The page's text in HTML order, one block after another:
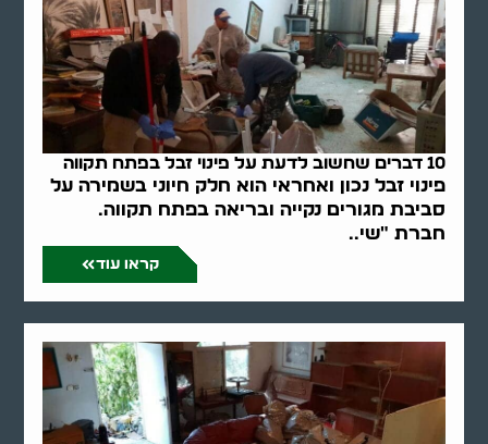
10 דברים שחשוב לדעת על פינוי זבל בפתח תקווה
פינוי זבל נכון ואחראי הוא חלק חיוני בשמירה על
סביבת מגורים נקייה ובריאה בפתח תקווה.
חברת "שי..
קראו עוד